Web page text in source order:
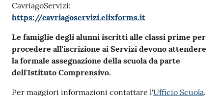
CavriagoServizi:
https://cavriagoservizi.elixforms.it
Le famiglie degli alunni iscritti alle classi prime per
procedere all'iscrizione ai Servizi devono attendere
la formale assegnazione della scuola da parte
dell'Istituto Comprensivo.
Per maggiori informazioni contattare l'Ufficio Scuola.